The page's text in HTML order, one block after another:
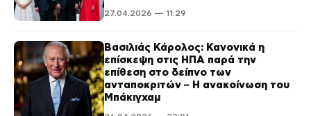
27.04.2026 — 11:29
Βασιλιάς Κάρολος: Κανονικά η
επίσκεψη στις ΗΠΑ παρά την
επίθεση στο δείπνο των
ανταποκριτών – Η ανακοίνωση του
Μπάκιγχαμ